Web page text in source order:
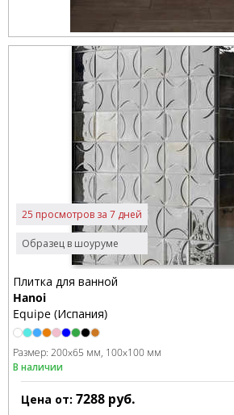
Образец в шоуруме
25 просмотров за 7 дней
Плитка для ванной
Hanoi
Equipe (Испания)
Размер: 200x65 мм 100x100 мм
В наличии
Цена от: 7288 руб.